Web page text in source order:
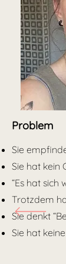
Problem
Sie
Sie hat kein
“Es hat sich
Trotzdem
Sie denkt
Sie hat